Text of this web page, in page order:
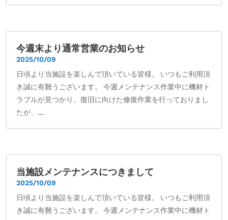
今週末より通常営業のお知らせ
2025/10/09
日頃より当施設を楽しんで頂いている皆様。 いつもご利用頂
き誠に有難うございます。 今週メンテナンス作業中に機材ト
ラブルが見つかり、復旧に向けた修復作業を行っておりまし
たが、...
当施設メンテナンスにつきまして
2025/10/09
日頃より当施設を楽しんで頂いている皆様。 いつもご利用頂
き誠に有難うございます。 今週メンテナンス作業中に機材ト